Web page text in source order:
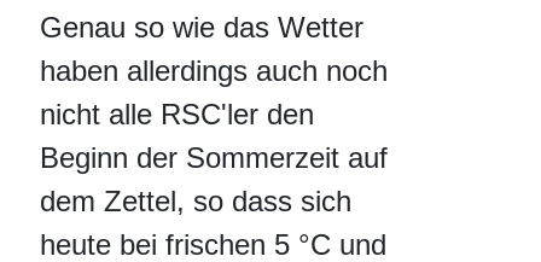
Genau so wie das Wetter
haben allerdings auch noch
nicht alle RSC'ler den
Beginn der Sommerzeit auf
dem Zettel, so dass sich
heute bei frischen 5 °C und